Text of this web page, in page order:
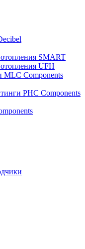
SMART
UFH
MLC Components
PHC Components